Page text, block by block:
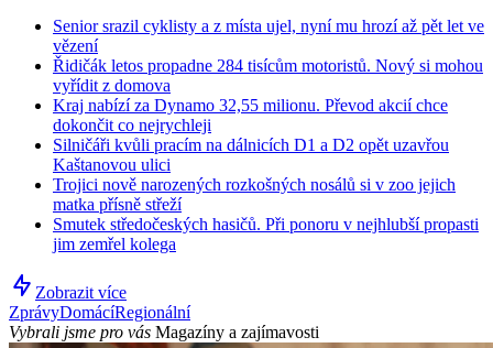
Senior srazil cyklisty a z místa ujel, nyní mu hrozí až pět let ve
vězení
Řidičák letos propadne 284 tisícům motoristů. Nový si mohou
vyřídit z domova
Kraj nabízí za Dynamo 32,55 milionu. Převod akcií chce
dokončit co nejrychleji
Silničáři kvůli pracím na dálnicích D1 a D2 opět uzavřou
Kaštanovou ulici
Trojici nově narozených rozkošných nosálů si v zoo jejich
matka přísně střeží
Smutek středočeských hasičů. Při ponoru v nejhlubší propasti
jim zemřel kolega
Zobrazit více
ZprávyDomácíRegionální
Vybrali jsme pro vás Magazíny a zajímavosti